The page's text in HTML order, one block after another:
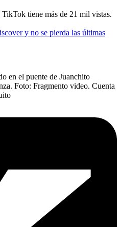
tiene más de 21 mil vistas.
y no se pierda las últimas
en el puente de Juanchito
Foto: Fragmento video. Cuenta